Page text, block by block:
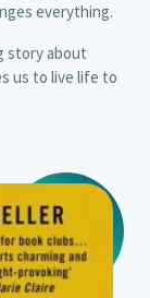
everything.
story about
us to live life to